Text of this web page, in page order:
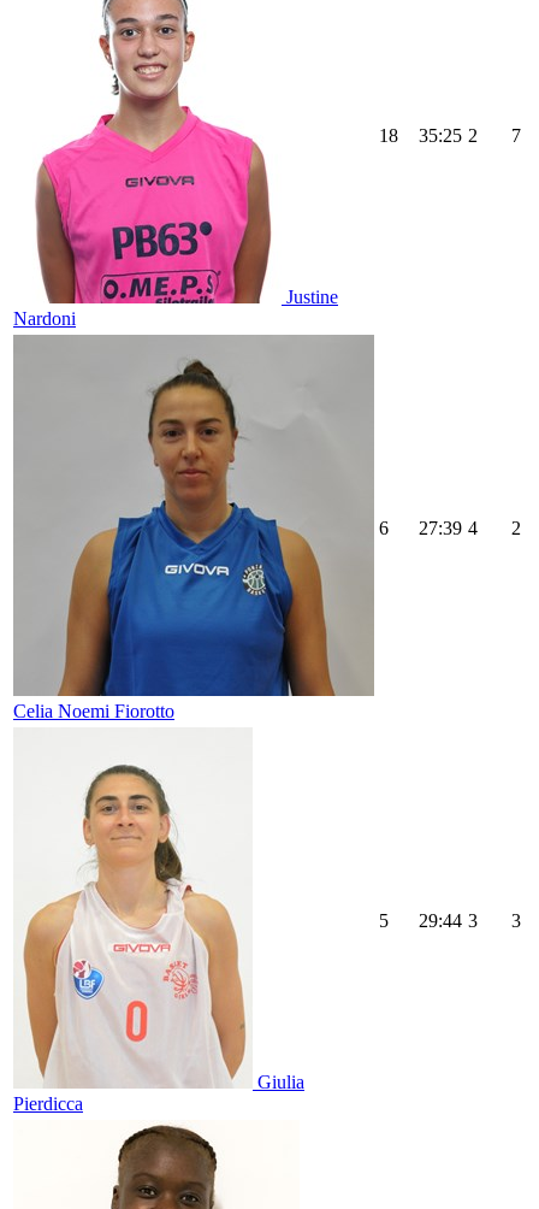
Justine
Nardoni
18 35:25 2 7
Celia Noemi Fiorotto
6 27:39 4 2
Giulia
Pierdicca
5 29:44 3 3